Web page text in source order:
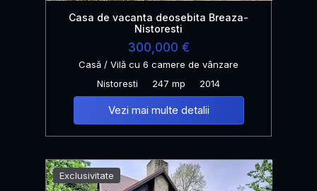
Casa de vacanta deosebita Breaza-
Nistoresti
300,000 €
Casă / Vilă cu 6 camere de vânzare
Nistoresti
247 mp 2014
Vezi mai multe detalii
Exclusivitate